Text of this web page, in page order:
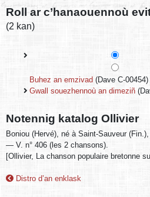
Roll ar c’hanaouennoù
(2 kan)
Buhez an emzivad (Dave C-00454)
Gwall souezhennoù an dimeziñ
Notennig katalog Ollivier
Boniou (Hervé), né à Saint-Sauveur
— V. n° 406 (les 2 chansons).
[Ollivier, La chanson populaire bretonne
Distro d’an enklask